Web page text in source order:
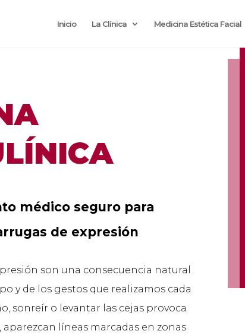
Inicio La Clínica Medicina Estética Facial
médico seguro para
de expresión
son una consecuencia natural
y de los gestos que realizamos cada
sonreír o levantar las cejas provoca
aparezcan líneas marcadas en zonas